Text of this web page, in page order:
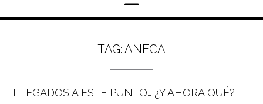
TAG: ANECA
LLEGADOS A ESTE PUNTO… ¿Y AHORA QUÉ?